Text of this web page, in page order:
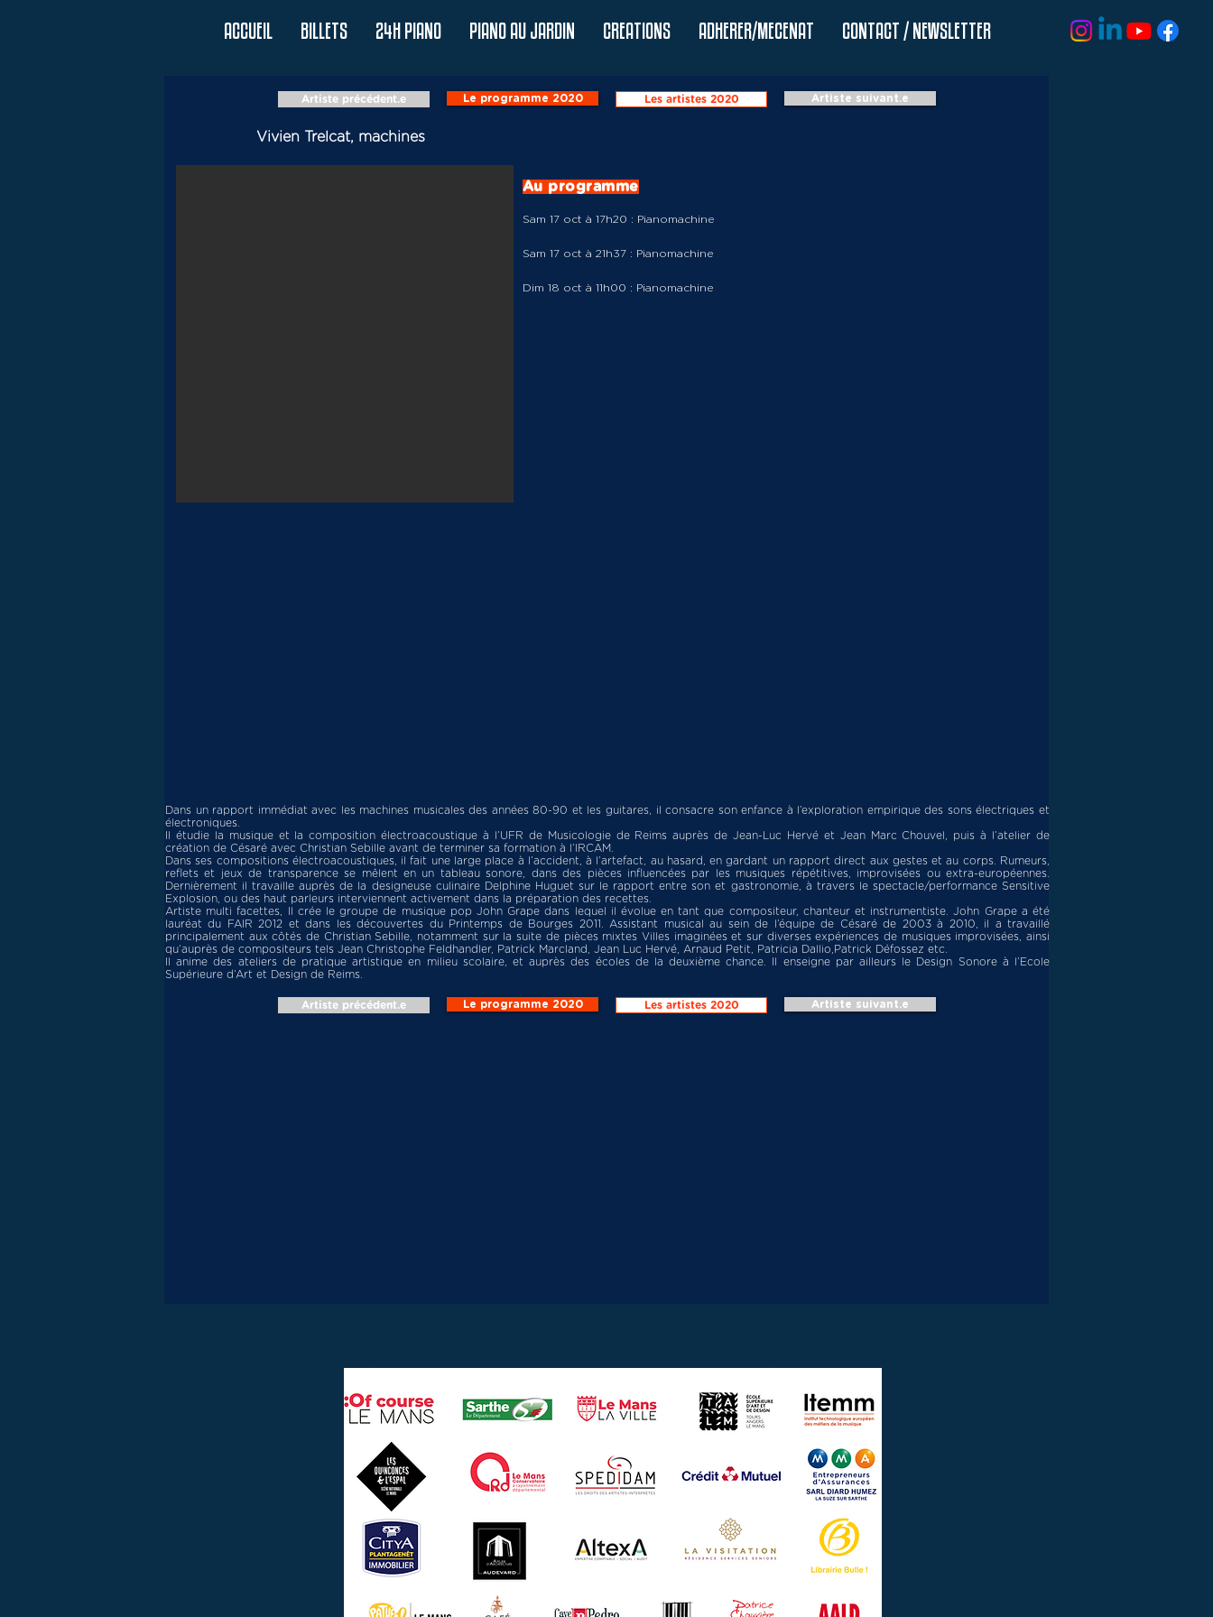
ACCUEIL BILLETS 24H PIANO PIANO AU JARDIN CREATIONS ADHERER/MECENAT CONTACT / NEWSLETTER
Artiste précédent.e Le programme 2020 Les artistes 2020 Artiste suivant.e
Vivien Trelcat, machines
Au programme
Sam 17 oct à 17h20 : Pianomachine
Sam 17 oct à 21h37 : Pianomachine
Dim 18 oct à 11h00 : Pianomachine
Dans un rapport immédiat avec les machines musicales des années 80-90 et les guitares, il consacre son enfance à l’exploration empirique des sons électriques et
électroniques.
Il étudie la musique et la composition électroacoustique à l’UFR de Musicologie de Reims auprès de Jean-Luc Hervé et Jean Marc Chouvel, puis à l’atelier de
création de Césaré avec Christian Sebille avant de terminer sa formation à l’IRCAM.
Dans ses compositions électroacoustiques, il fait une large place à l’accident, à l’artefact, au hasard, en gardant un rapport direct aux gestes et au corps. Rumeurs,
reflets et jeux de transparence se mêlent en un tableau sonore, dans des pièces influencées par les musiques répétitives, improvisées ou extra-européennes.
Dernièrement il travaille auprès de la designeuse culinaire Delphine Huguet sur le rapport entre son et gastronomie, à travers le spectacle/performance Sensitive
Explosion, ou des haut parleurs interviennent activement dans la préparation des recettes.
Artiste multi facettes, Il crée le groupe de musique pop John Grape dans lequel il évolue en tant que compositeur, chanteur et instrumentiste. John Grape a été
lauréat du FAIR 2012 et dans les découvertes du Printemps de Bourges 2011. Assistant musical au sein de l’équipe de Césaré de 2003 à 2010, il a travaillé
principalement aux côtés de Christian Sebille, notamment sur la suite de pièces mixtes Villes imaginées et sur diverses expériences de musiques improvisées, ainsi
qu’auprès de compositeurs tels Jean Christophe Feldhandler, Patrick Marcland, Jean Luc Hervé, Arnaud Petit, Patricia Dallio,Patrick Défossez etc.
Il anime des ateliers de pratique artistique en milieu scolaire, et auprès des écoles de la deuxième chance. Il enseigne par ailleurs le Design Sonore à l’Ecole
Supérieure d’Art et Design de Reims.
Artiste précédent.e Le programme 2020 Les artistes 2020 Artiste suivant.e